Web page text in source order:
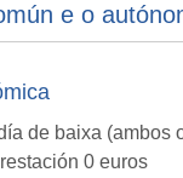
e o
de baixa (ambos
0 euros